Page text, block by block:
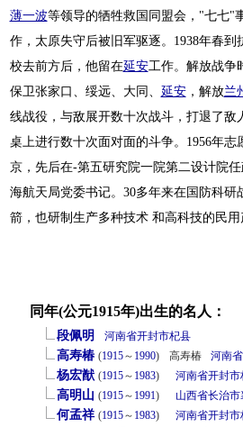
薄一波等领导的牺牲救国同盟会，"七七"
作，太原失守后被旧军驱逐。1938年春
校去前方后，他留在延安工作。解放战争
保卫张家口、绥远、大同、 延安，解放兰
线战役，与敌展开数十次战斗，打退了敌
桌上进行数十次面对面的斗争。1956年
京，先后在-第五研究院一院第二设计院
海航天局党委书记。30多年来在国防科
箭，也研制生产多种技术 和高科技的民用
同年(公元1915年)出生的名人：
段佩明 河南省开封市杞县
高寿椿 (1915～ 1990) 高寿椿 河南省
杨宏猷 (1915～ 1983) 河南省开封市
高明山 (1915～ 1991) 山西省长治市
何孟祥 (1915～ 1983) 河南省开封市